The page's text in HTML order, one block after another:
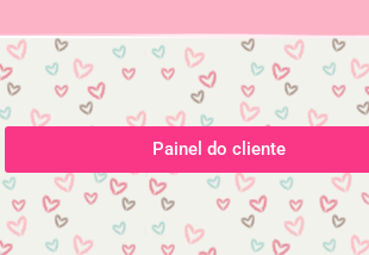
Painel do cliente